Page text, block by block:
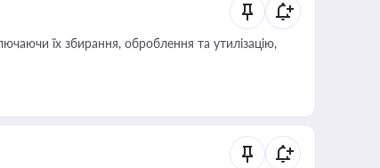
їх збирання, оброблення та утилізацію,